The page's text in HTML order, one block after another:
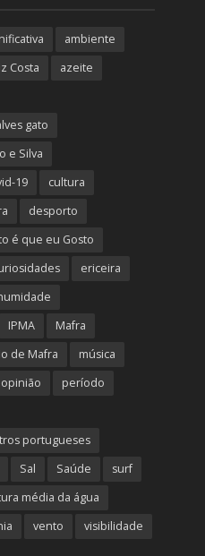
ambiente
Costa
azeite
gato
e Silva
19
cultura
desporto
é que eu Gosto
ericeira
IPMA
Mafra
de Mafra
música
opinião
período
portugueses
Sal Saúde
surf
média da água
vento visibilidade